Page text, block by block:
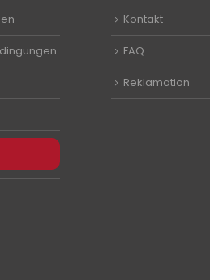
Kontakt
FAQ
Reklamation